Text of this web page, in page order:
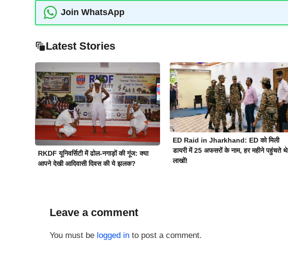
Join WhatsApp
Latest Stories
RKDF यूनिवर्सिटी में ढोल-नगाड़ों की गूंज: क्या
आपने देखी आदिवासी दिवस की ये झलक?
ED Raid in Jharkhand: ED को मिली
डायरी में 25 अफसरों के नाम, हर महीने पहुंचते थे
लाखों!
Leave a comment
You must be logged in to post a comment.